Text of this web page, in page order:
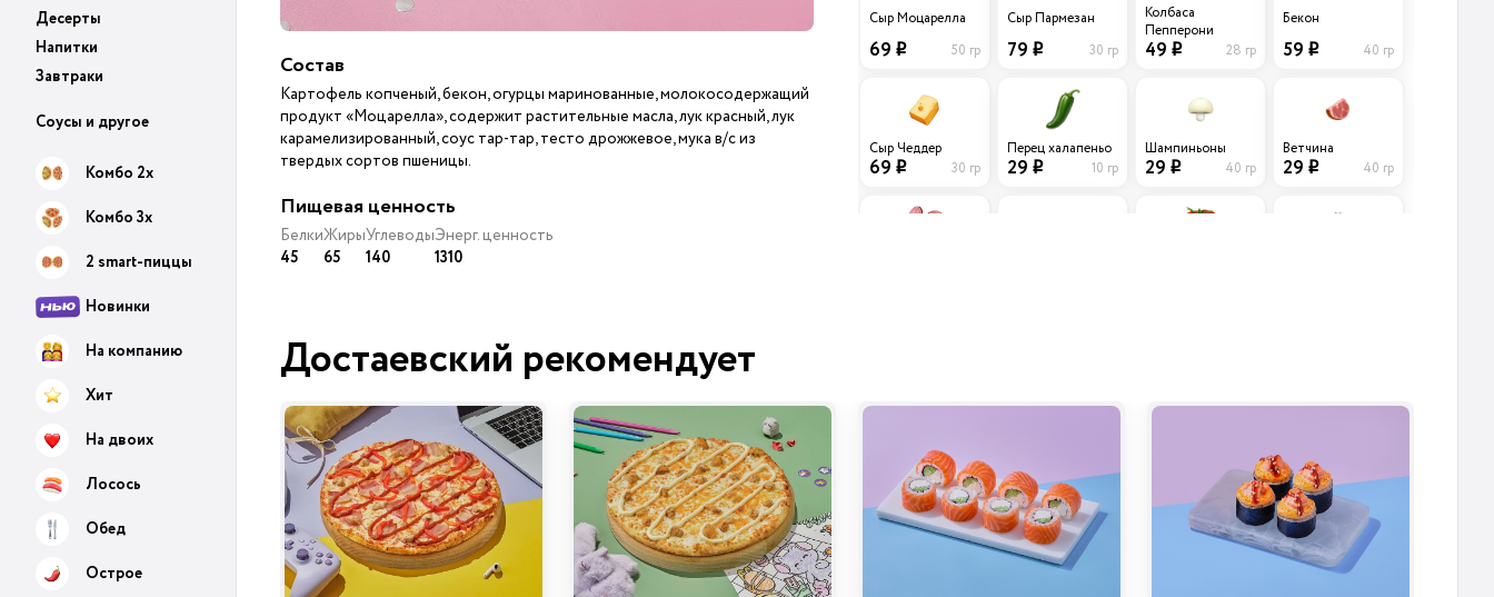
Десерты
Напитки
Завтраки
Соусы и другое
Комбо 2х
Комбо 3х
2 smart-пиццы
Новинки
На компанию
Хит
На двоих
Лосось
Обед
Острое
Состав
Картофель копченый, бекон, огурцы маринованные, молокосодержащий
продукт «Моцарелла», содержит растительные масла, лук красный, лук
карамелизированный, соус тар-тар, тесто дрожжевое, мука в/с из
твердых сортов пшеницы.
Пищевая ценность
Белки
45
Жиры
65
Углеводы
140
Энерг. ценность
1310
Сыр Моцарелла
69 i 50 гр
Сыр Пармезан
79 i 30 гр
Колбаса
Пепперони
49 i 28 гр
Бекон
59 i 40 гр
Сыр Чеддер
69 i 30 гр
Перец халапеньо
29 i 10 гр
Шампиньоны
29 i 40 гр
Ветчина
29 i 40 гр
i 40 гр 29i 30 гр 20 гр 39i 10 гр
Достаевский рекомендует